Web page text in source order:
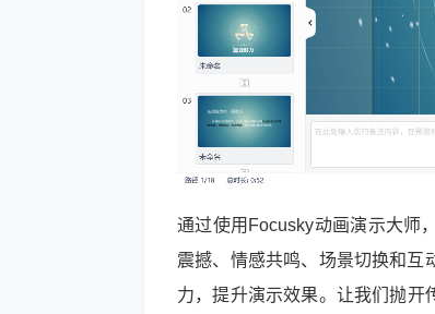
通过使用Focusky动画演示大师
震撼、情感共鸣、场景切换和互
力，提升演示效果。让我们抛开